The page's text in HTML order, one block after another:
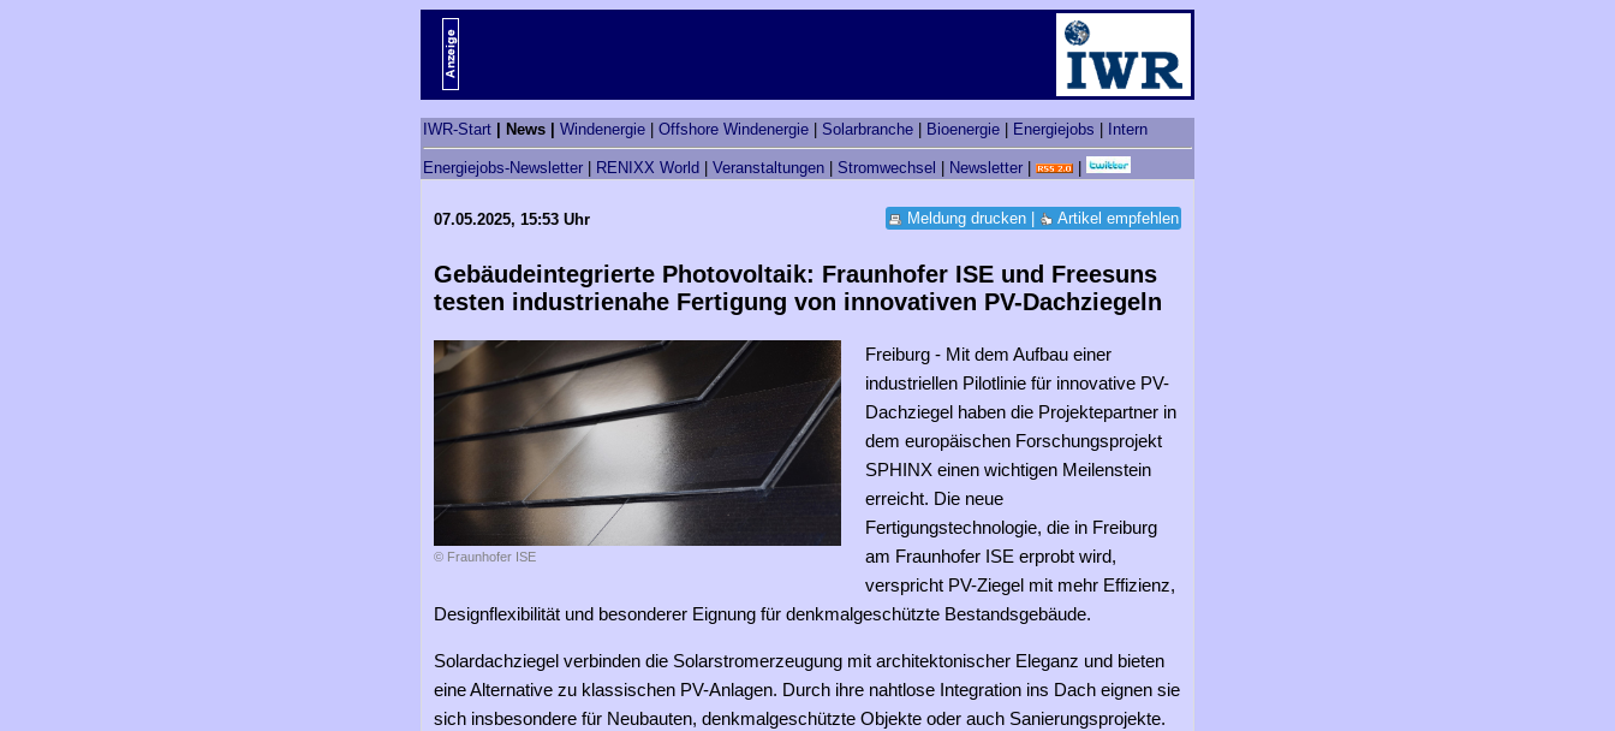
IWR-Start | News | Windenergie Offshore Windenergie Solarbranche Bioenergie Energiejobs Intern
Energiejobs-Newsletter RENIXX World Veranstaltungen Stromwechsel Newsletter
Meldung drucken Artikel empfehlen
07.05.2025, 15:53 Uhr
Gebäudeintegrierte Photovoltaik: Fraunhofer ISE und Freesuns
testen industrienahe Fertigung von innovativen PV-Dachziegeln
© Fraunhofer ISE
Freiburg - Mit dem Aufbau einer
industriellen Pilotlinie für innovative PV-
Dachziegel haben die Projektepartner in
dem europäischen Forschungsprojekt
SPHINX einen wichtigen Meilenstein
erreicht. Die neue
Fertigungstechnologie, die in Freiburg
am Fraunhofer ISE erprobt wird,
verspricht PV-Ziegel mit mehr Effizienz,
Designflexibilität und besonderer Eignung für denkmalgeschützte Bestandsgebäude.
Solardachziegel verbinden die Solarstromerzeugung mit architektonischer Eleganz und bieten
eine Alternative zu klassischen PV-Anlagen. Durch ihre nahtlose Integration ins Dach eignen sie
sich insbesondere für Neubauten, denkmalgeschützte Objekte oder auch Sanierungsprojekte.